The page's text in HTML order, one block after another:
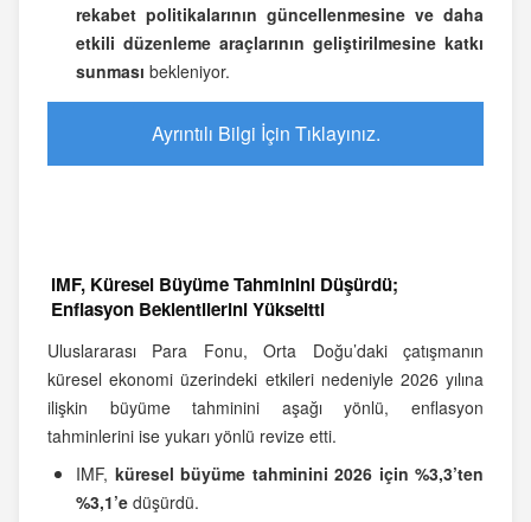
rekabet politikalarının güncellenmesine ve daha
etkili düzenleme araçlarının geliştirilmesine katkı
sunması bekleniyor.
Ayrıntılı Bilgi İçin Tıklayınız.
IMF, Küresel Büyüme Tahminini Düşürdü;
Enflasyon Beklentilerini Yükseltti
Uluslararası Para Fonu, Orta Doğu’daki çatışmanın
küresel ekonomi üzerindeki etkileri nedeniyle 2026 yılına
ilişkin büyüme tahminini aşağı yönlü, enflasyon
tahminlerini ise yukarı yönlü revize etti.
IMF, küresel büyüme tahminini 2026 için %3,3’ten
%3,1’e düşürdü.